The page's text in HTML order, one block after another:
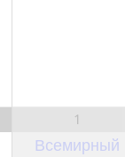
1
Всемирный